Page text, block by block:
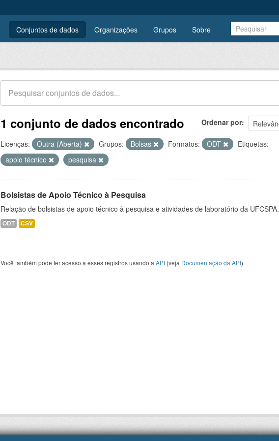
Conjuntos de dados Organizações Grupos Sobre
Ordenar por
1 conjunto de dados encontrado
Licenças: Outra (Aberta) Grupos: Bolsas Formatos: ODT
Etiquetas:
apoio técnico
pesquisa
Bolsistas de Apoio Técnico à Pesquisa
Relação de bolsistas de apoio técnico à pesquisa e atividades de laboratório da UFCSPA.
ODT CSV
Você também pode ter acesso a esses registros usando a API (veja Documentação da API).